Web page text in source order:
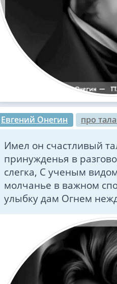
Евгений Онегин про
Имел он счастливый
принужденья в
слегка, С ученым
молчанье в важном
улыбку дам Огнем